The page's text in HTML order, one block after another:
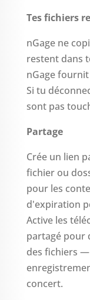
Tes fichiers
nGage ne
restent dans
nGage
Si tu
sont pas
Partage
Crée un lien
fichier ou
pour les
d'expiration
Active les
partagé pour
des fichiers
concert.